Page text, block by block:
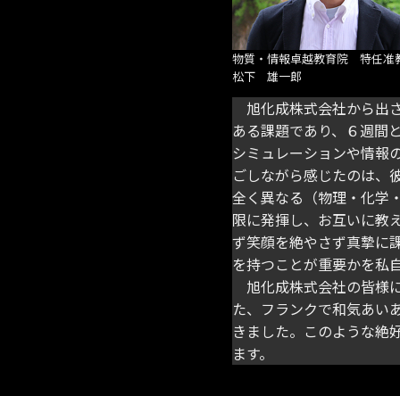
物質・情報卓越教育院 特任准
松下 雄一郎
旭化成株式会社から出
ある課題であり、６週間
シミュレーションや情報
ごしながら感じたのは、
全く異なる（物理・化学
限に発揮し、お互いに教
ず笑顔を絶やさず真摯に
を持つことが重要かを私
旭化成株式会社の皆様
た、フランクで和気あい
きました。このような絶
ます。